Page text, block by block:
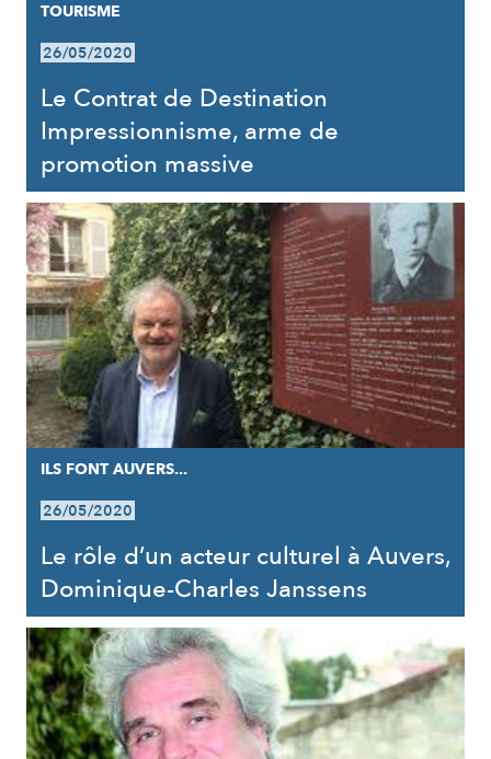
TOURISME
26/05/2020
Le Contrat de Destination
Impressionnisme, arme de
promotion massive
ILS FONT AUVERS...
26/05/2020
Le rôle d’un acteur culturel à Auvers,
Dominique-Charles Janssens